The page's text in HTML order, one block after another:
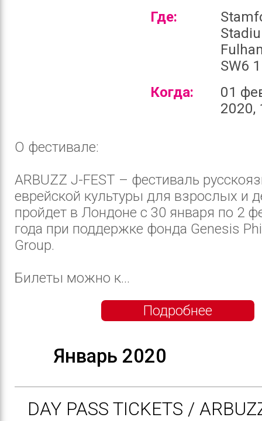
Где:
SW6
Когда:
01
2020,
О фестивале:
ARBUZZ J-FEST – фестиваль
еврейской культуры для взрослых и
пройдет в Лондоне с 30 января по 2
года при поддержке фонда Genesis
Group.
Билеты можно к...
Подробнее
Январь 2020
DAY PASS TICKETS /